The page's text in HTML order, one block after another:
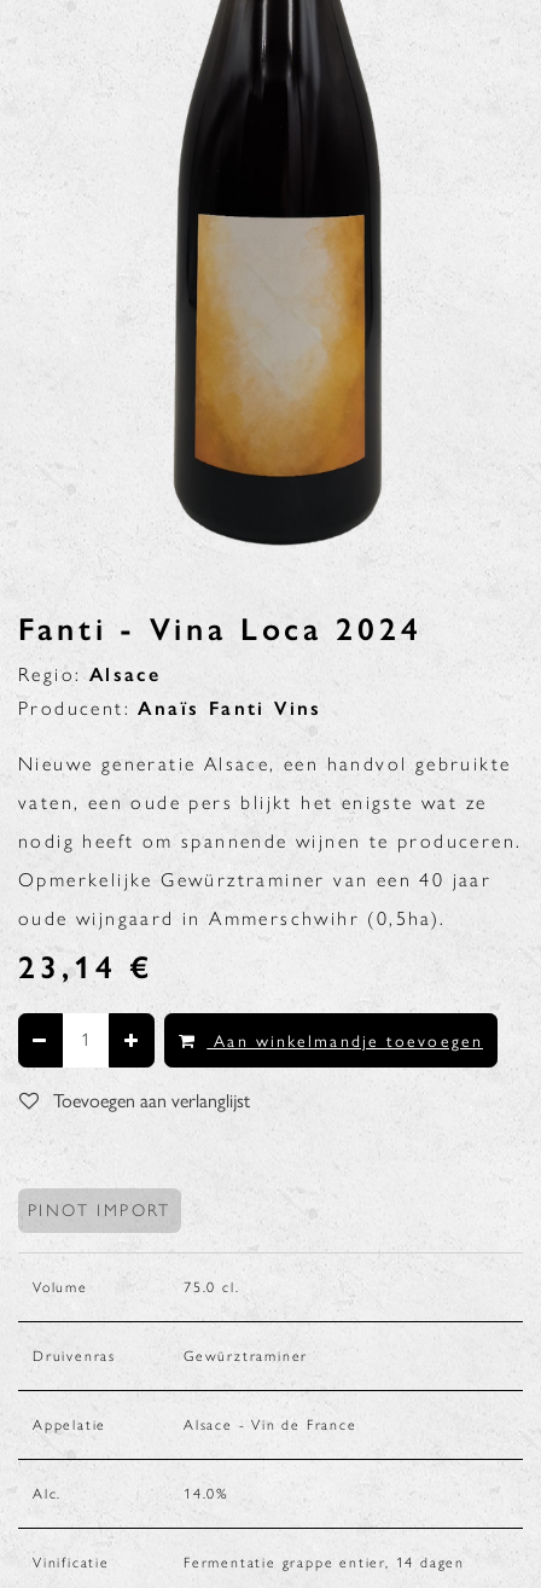
Fanti - Vina Loca 2024
Regio: Alsace
Producent:Anaïs Fanti Vins
Nieuwe generatie Alsace, een handvol gebruikte
vaten, een oude pers blijkt het enigste wat ze
nodig heeft om spannende wijnen te produceren.
Opmerkelijke Gewürztraminer van een 40 jaar
oude wijngaard in Ammerschwihr (0,5ha).
23,14 €
Aan winkelmandje toevoegen
Toevoegen aan verlanglijst
PINOT IMPORT
Volume 75.0 cl.
Druivenras Gewürztraminer
Appelatie Alsace - Vin de France
Alc. 14.0%
Vinificatie Fermentatie grappe entier, 14 dagen